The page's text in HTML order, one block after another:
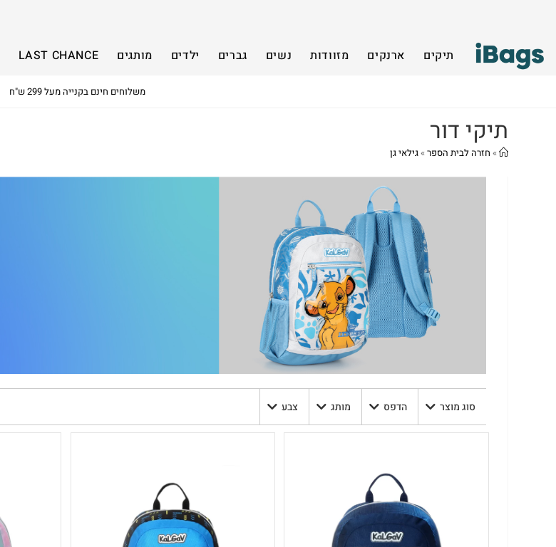
תיקים ארנקים מזוודות נשים גברים ילדים מותגים LAST CHANCE
משלוחים חינם בקנייה מעל 299 ש"ח
תיקי דור
» חזרה לבית הספר»גילאי גן
סוג מוצר הדפס מותג צבע